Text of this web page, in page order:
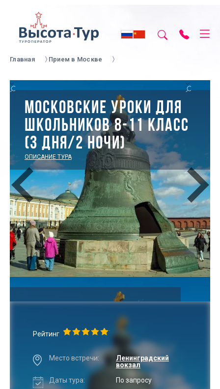
Главная Прием в Москве
МОСКОВСКИЕ УРОКИ ДЛЯ
ШКОЛЬНИКОВ 8-11 КЛАСС
(3 ДНЯ/2 НОЧИ)
ОПИСАНИЕ ТУРА
Рейтинг
Место встречи:
Ленинградский
вокзал
Даты тура:
По запросу